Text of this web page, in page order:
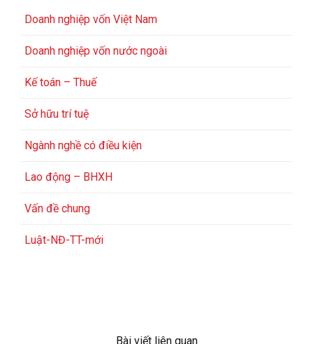
Doanh nghiệp vốn Việt Nam
Doanh nghiệp vốn nước ngoài
Kế toán – Thuế
Sở hữu trí tuệ
Ngành nghề có điều kiện
Lao động – BHXH
Vấn đề chung
Luật-NĐ-TT-mới
Bài viết liên quan